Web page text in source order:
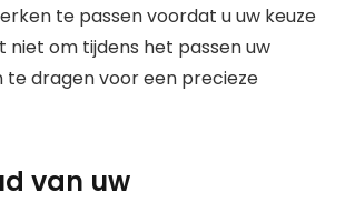
te passen voordat u uw keuze
niet om tijdens het passen uw
te dragen voor een precieze
van uw